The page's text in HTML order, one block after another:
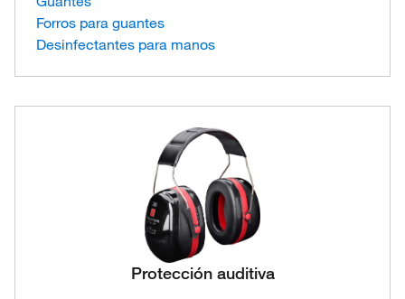
Forros para guantes
Desinfectantes para manos
Protección auditiva